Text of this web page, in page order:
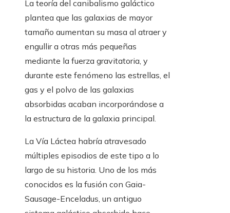
La teoría del canibalismo galáctico
plantea que las galaxias de mayor
tamaño aumentan su masa al atraer y
engullir a otras más pequeñas
mediante la fuerza gravitatoria, y
durante este fenómeno las estrellas, el
gas y el polvo de las galaxias
absorbidas acaban incorporándose a
la estructura de la galaxia principal.
La Vía Láctea habría atravesado
múltiples episodios de este tipo a lo
largo de su historia. Uno de los más
conocidos es la fusión con Gaia-
Sausage-Enceladus, un antiguo